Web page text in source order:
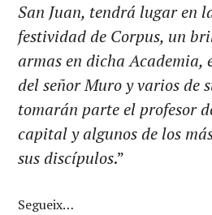
San Juan, tendrá lugar en
festividad de Corpus, un
armas en dicha Academia,
del señor Muro y varios de
tomarán parte el profesor
capital y algunos de los
sus discípulos.”
Segueix…